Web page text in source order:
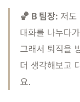
🏀 B 팀장: 저도
대화를 나누다
그래서 퇴직을
더 생각해보고
요.